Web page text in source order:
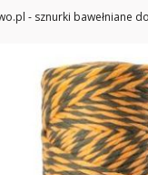
- sznurki bawełniane